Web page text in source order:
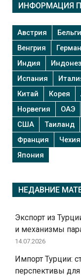
ИНФОРМАЦИЯ
Австрия
Венгрия
Индия
Испания
Китай
Корея
Норвегия
ОАЭ
США
Таиланд
Франция
Чехия
Япония
НЕДАВНИЕ
Экспорт из
и механизмы
14.07.2026
Импорт Турции:
перспективы